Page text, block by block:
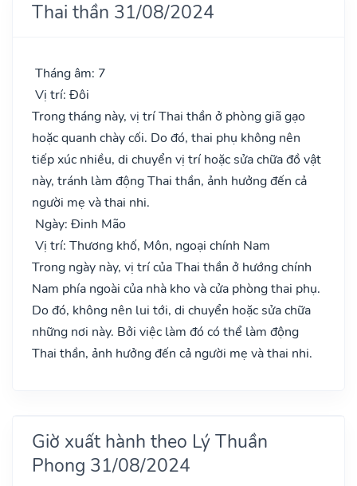
Thai thần 31/08/2024
Tháng âm: 7
Vị trí: Đôi
Trong tháng này, vị trí Thai thần ở phòng giã gạo
hoặc quanh chày cối. Do đó, thai phụ không nên
tiếp xúc nhiều, di chuyển vị trí hoặc sửa chữa đồ vật
này, tránh làm động Thai thần, ảnh hưởng đến cả
người mẹ và thai nhi.
Ngày: Đinh Mão
Vị trí: Thương khố, Môn, ngoại chính Nam
Trong ngày này, vị trí của Thai thần ở hướng chính
Nam phía ngoài của nhà kho và cửa phòng thai phụ.
Do đó, không nên lui tới, di chuyển hoặc sửa chữa
những nơi này. Bởi việc làm đó có thể làm động
Thai thần, ảnh hưởng đến cả người mẹ và thai nhi.
Giờ xuất hành theo Lý Thuần
Phong 31/08/2024